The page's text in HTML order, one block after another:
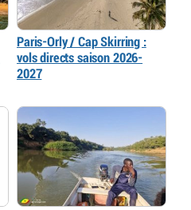
Paris-Orly / Cap Skirring :
vols directs saison 2026-
2027